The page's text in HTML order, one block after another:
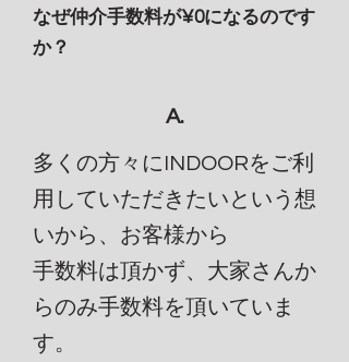
なぜ仲介手数料が¥0になるのです
か？
A.
多くの方々にINDOORをご利
用していただきたいという想
いから、お客様から
手数料は頂かず、大家さんか
らのみ手数料を頂いていま
す。